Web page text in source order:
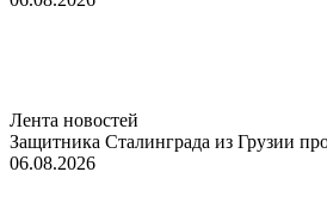
Лента новостей
Защитника Сталинграда из Грузии
06.08.2026